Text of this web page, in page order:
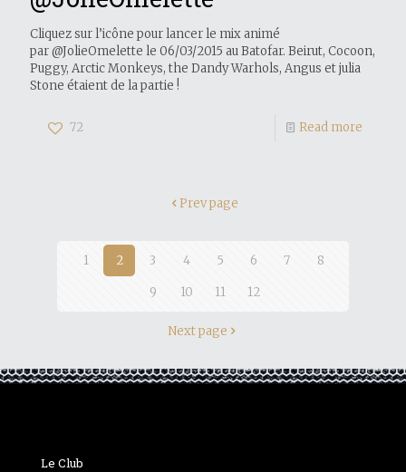
Cliquez sur l’icône pour lancer le mix animé
par @JolieOmelette le 06/03/2015 au Batofar. Beirut, Cocoon,
Puggy, Arctic Monkeys, the Dandy Warhols, Angus et julia
Stone étaient de la partie !
72 Read more
Prev page
1 2 3 4 5 6 7 8
9 10 11 12
Next page
Le Club